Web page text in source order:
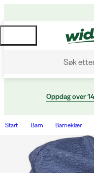
Søk
Oppdag over
Start Barn Barneklær